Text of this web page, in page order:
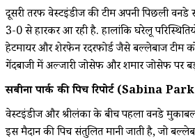
दूसरी तरफ वेस्टइंडीज की टीम अपनी पिछली
3-0 से हारकर आ रही है. हालांकि घरेलू
हेटमायर और शेरफेन रदरफोर्ड जैसे बल्लेबाज टीम
गेंदबाजी में अल्जारी जोसेफ और शमार जोसेफ पर बड़ी
सबीना पार्क की पिच रिपोर्ट (Sabina
वेस्टइंडीज और श्रीलंका के बीच पहला वनडे
इस मैदान की पिच संतुलित मानी जाती है, जो